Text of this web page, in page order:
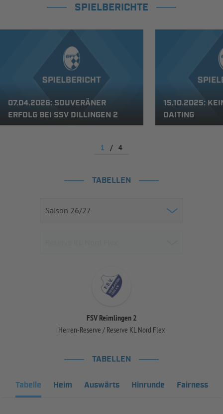
SPIELBERICHTE
07.04.2026: SOUVERÄNER
ERFOLG BEI SSV DILLINGEN 2
15.10.2025:
DAITING
1 / 4
TABELLEN
FSV Reimlingen 2
Herren-Reserve / Reserve KL Nord Flex
TABELLEN
Tabelle Heim Auswärts Hinrunde Fairness